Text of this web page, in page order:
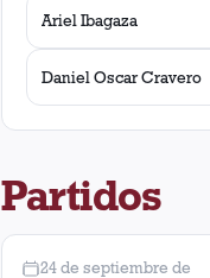
Ariel Ibagaza
Daniel Oscar Cravero
Partidos
24 de septiembre de